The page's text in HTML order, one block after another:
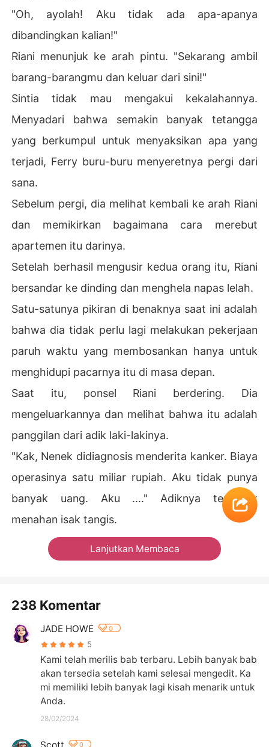
"Oh, ayolah! Aku tidak ada apa-apanya
dibandingkan kalian!"
Riani menunjuk ke arah pintu. "Sekarang ambil
barang-barangmu dan keluar dari sini!"
Sintia tidak mau mengakui kekalahannya.
Menyadari bahwa semakin banyak tetangga
yang berkumpul untuk menyaksikan apa yang
terjadi, Ferry buru-buru menyeretnya pergi dari
sana.
Sebelum pergi, dia melihat kembali ke arah Riani
dan memikirkan bagaimana cara merebut
apartemen itu darinya.
Setelah berhasil mengusir kedua orang itu, Riani
bersandar ke dinding dan menghela napas lelah.
Satu-satunya pikiran di benaknya saat ini adalah
bahwa dia tidak perlu lagi melakukan pekerjaan
paruh waktu yang membosankan hanya untuk
menghidupi pacarnya itu di masa depan.
Saat itu, ponsel Riani berdering. Dia
mengeluarkannya dan melihat bahwa itu adalah
panggilan dari adik laki-lakinya.
"Kak, Nenek didiagnosis menderita kanker. Biaya
operasinya satu miliar rupiah. Aku tidak punya
banyak uang. Aku ...." Adiknya tersedak
menahan isak tangis.
Lanjutkan Membaca
238 Komentar
JADE HOWE 0
5
Kami telah merilis bab terbaru. Lebih banyak bab
akan tersedia setelah kami selesai mengedit. Ka
mi memiliki lebih banyak lagi kisah menarik untuk
Anda.
28/02/2024
0